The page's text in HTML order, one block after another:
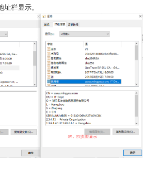
址栏显示。